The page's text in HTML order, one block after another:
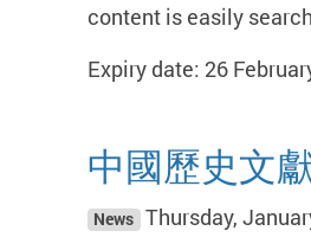
content is easily
Expiry date: 26
中國歷史文
News Thursday,